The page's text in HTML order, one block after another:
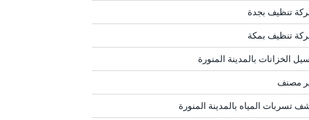
تنظيف بجدة
تنظيف بمكة
الخزانات بالمدينة المنورة
مصنف
تسربات المياه بالمدينة المنورة